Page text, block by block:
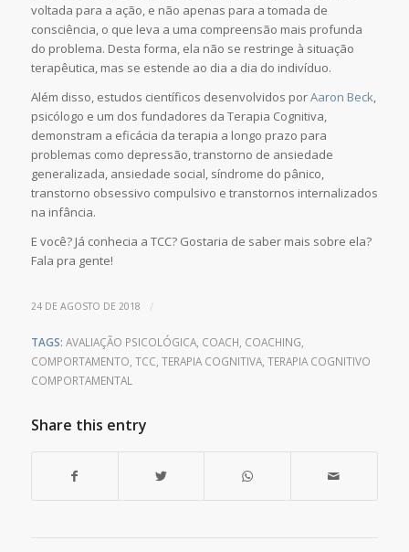
voltada para a ação, e não apenas para a tomada de
consciência, o que leva a uma compreensão mais profunda
do problema. Desta forma, ela não se restringe à situação
terapêutica, mas se estende ao dia a dia do indivíduo.
Além disso, estudos científicos desenvolvidos porAaron Beck,
psicólogo e um dos fundadores da Terapia Cognitiva,
demonstram a eficácia da terapia a longo prazo para
problemas como depressão, transtorno de ansiedade
generalizada, ansiedade social, síndrome do pânico,
transtorno obsessivo compulsivo e transtornos internalizados
na infância.
E você? Já conhecia a TCC? Gostaria de saber mais sobre ela?
Fala pra gente!
24 DE AGOSTO DE 2018 /
TAGS: AVALIAÇÃO PSICOLÓGICA, COACH COACHING
COMPORTAMENTO TCC TERAPIA COGNITIVA, TERAPIA COGNITIVO
COMPORTAMENTAL
Share this entry